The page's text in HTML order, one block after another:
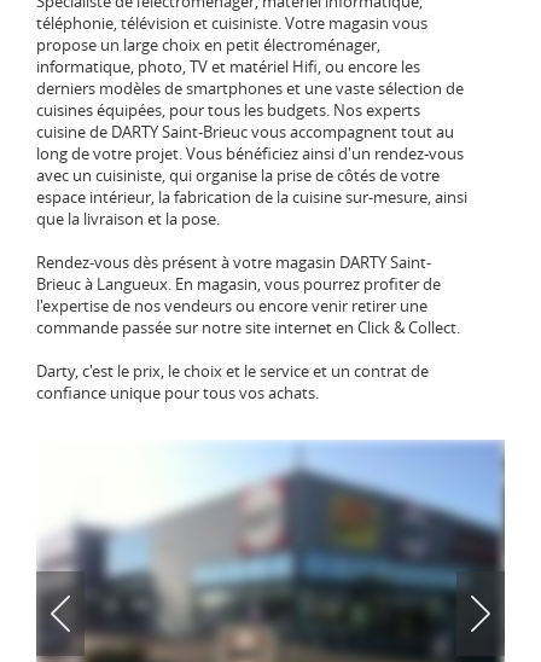
téléphonie, télévision et cuisiniste. Votre magasin vous
propose un large choix en petit électroménager,
informatique, photo, TV et matériel Hifi, ou encore les
derniers modèles de smartphones et une vaste sélection de
cuisines équipées, pour tous les budgets. Nos experts
cuisine de DARTY Saint-Brieuc vous accompagnent tout au
long de votre projet. Vous bénéficiez ainsi d'un rendez-vous
avec un cuisiniste, qui organise la prise de côtés de votre
espace intérieur, la fabrication de la cuisine sur-mesure, ainsi
que la livraison et la pose.
Rendez-vous dès présent à votre magasin DARTY Saint-
Brieuc à Langueux. En magasin, vous pourrez profiter de
l'expertise de nos vendeurs ou encore venir retirer une
commande passée sur notre site internet en Click & Collect.
Darty, c'est le prix, le choix et le service et un contrat de
confiance unique pour tous vos achats.